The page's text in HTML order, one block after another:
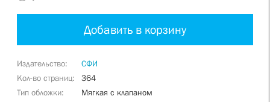
Добавить в корзину
Издательство
СФИ
Кол-во страниц
364
Тип обложки
Мягкая с клапаном